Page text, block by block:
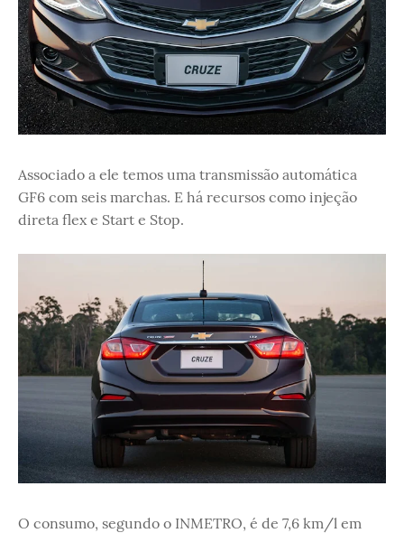
Associado a ele temos uma transmissão automática
GF6 com seis marchas. E há recursos como injeção
direta flex e Start e Stop.
O consumo, segundo o INMETRO, é de 7,6 km/l em